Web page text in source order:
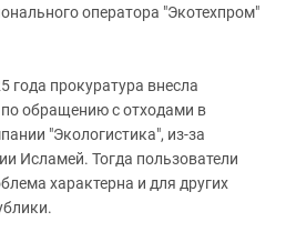
оператора "Экотехпром"
года прокуратура внесла
по обращению с отходами в
"Экологистика", из-за
Исламей. Тогда пользователи
характерна и для других